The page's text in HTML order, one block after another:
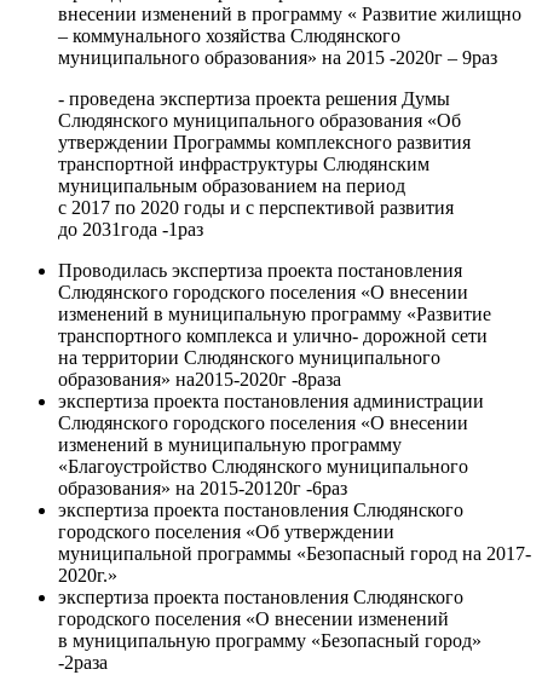
внесении изменений в программу « Развитие жилищно
– коммунального хозяйства Слюдянского
муниципального образования» на 2015 -2020г – 9раз
- проведена экспертиза проекта решения Думы
Слюдянского муниципального образования «Об
утверждении Программы комплексного развития
транспортной инфраструктуры Слюдянским
муниципальным образованием на период
с 2017 по 2020 годы и с перспективой развития
до 2031года -1раз
Проводилась экспертиза проекта постановления
Слюдянского городского поселения «О внесении
изменений в муниципальную программу «Развитие
транспортного комплекса и улично- дорожной сети
на территории Слюдянского муниципального
образования» на2015-2020г -8раза
экспертиза проекта постановления администрации
Слюдянского городского поселения «О внесении
изменений в муниципальную программу
«Благоустройство Слюдянского муниципального
образования» на 2015-20120г -6раз
экспертиза проекта постановления Слюдянского
городского поселения «Об утверждении
муниципальной программы «Безопасный город на 2017-
2020г.»
экспертиза проекта постановления Слюдянского
городского поселения «О внесении изменений
в муниципальную программу «Безопасный город»
-2раза